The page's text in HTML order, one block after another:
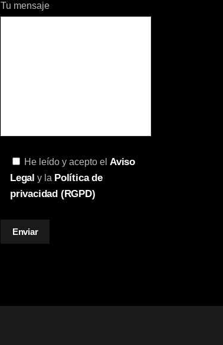
Tu mensaje
He leído y acepto el Aviso
Legal y la Política de
privacidad (RGPD)